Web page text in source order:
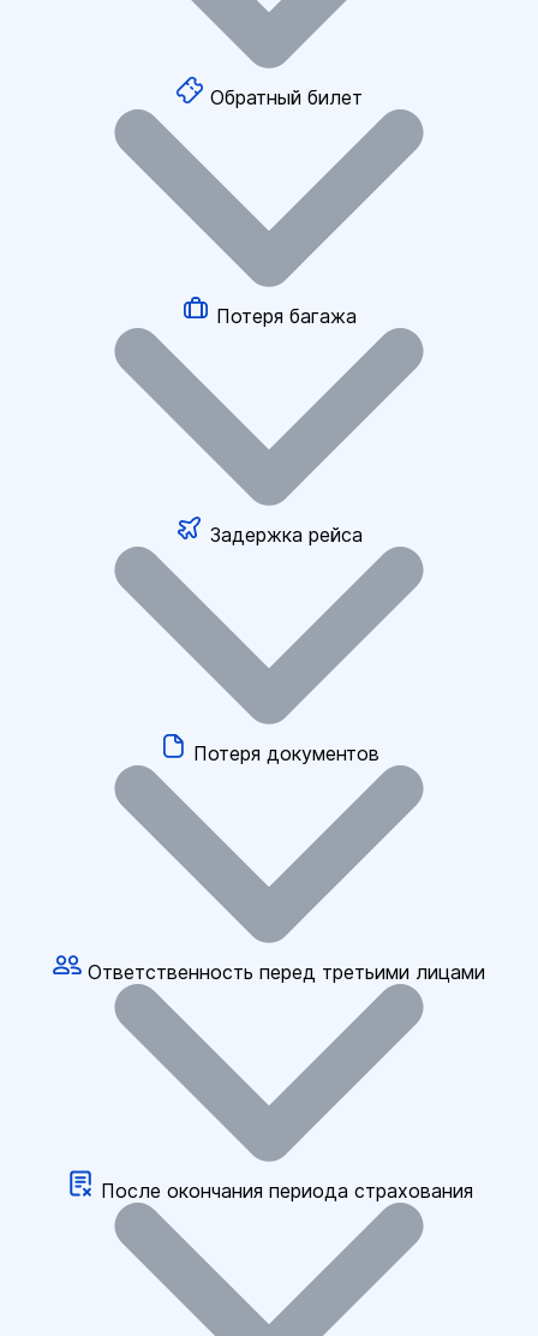
Обратный билет
Потеря багажа
Задержка рейса
Потеря документов
Ответственность перед третьими лицами
После окончания периода страхования